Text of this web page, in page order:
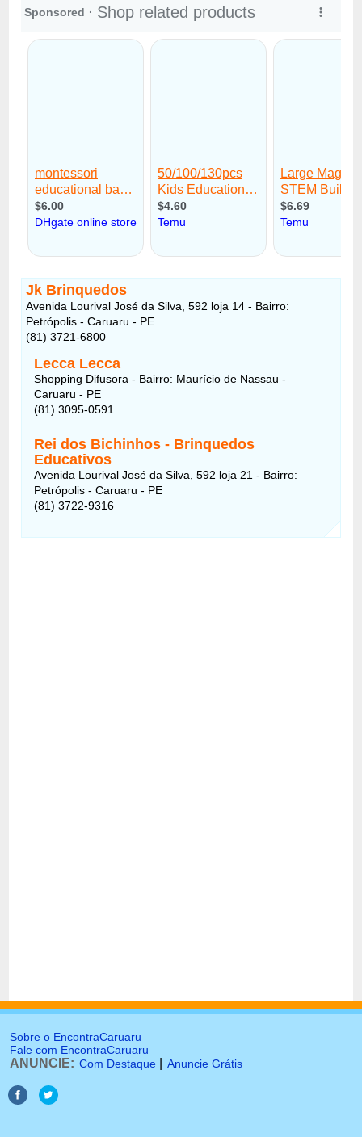
Jk Brinquedos
Avenida Lourival José da Silva, 592 loja 14 - Bairro:
Petrópolis - Caruaru - PE
(81) 3721-6800
Lecca Lecca
Shopping Difusora - Bairro: Maurício de Nassau -
Caruaru - PE
(81) 3095-0591
Rei dos Bichinhos - Brinquedos
Educativos
Avenida Lourival José da Silva, 592 loja 21 - Bairro:
Petrópolis - Caruaru - PE
(81) 3722-9316
Sobre o EncontraCaruaru
Fale com EncontraCaruaru
ANUNCIE: Com Destaque Anuncie Grátis